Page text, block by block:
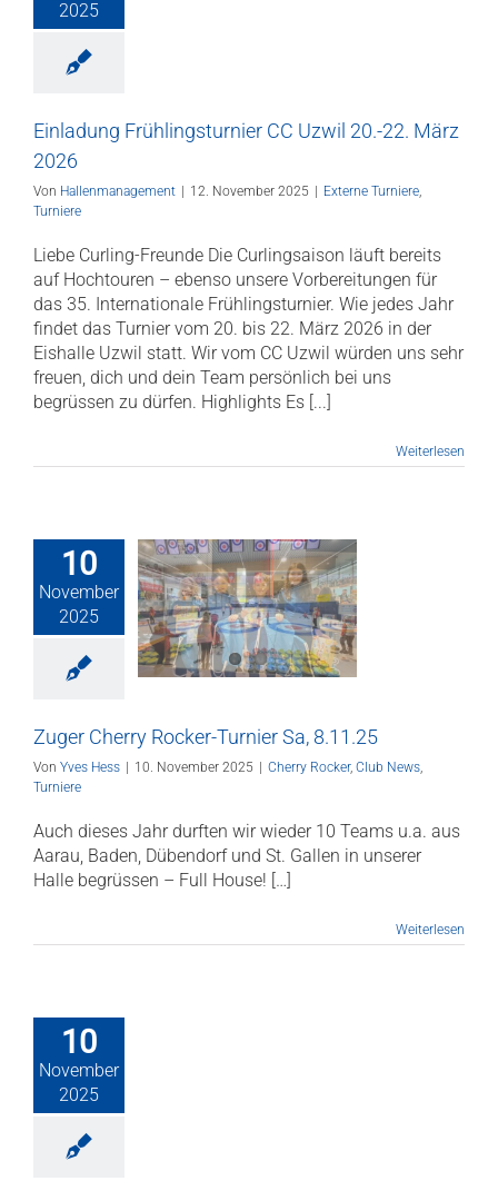
2025
Einladung Frühlingsturnier CC Uzwil 20.-22. März
2026
Von Hallenmanagement 12. November 2025 Externe Turniere,
Turniere
Liebe Curling-Freunde Die Curlingsaison läuft bereits
auf Hochtouren – ebenso unsere Vorbereitungen für
das 35. Internationale Frühlingsturnier. Wie jedes Jahr
findet das Turnier vom 20. bis 22. März 2026 in der
Eishalle Uzwil statt. Wir vom CC Uzwil würden uns sehr
freuen, dich und dein Team persönlich bei uns
begrüssen zu dürfen. Highlights Es [...]
Weiterlesen
10
November
2025
Rocker-
Sa, 8.11.25
Zuger Cherry Rocker-Turnier Sa, 8.11.25
Von Yves Hess 10. November 2025 Cherry Rocker, Club News,
Turniere
Auch dieses Jahr durften wir wieder 10 Teams u.a. aus
Aarau, Baden, Dübendorf und St. Gallen in unserer
Halle begrüssen – Full House! […]
Weiterlesen
10
November
2025